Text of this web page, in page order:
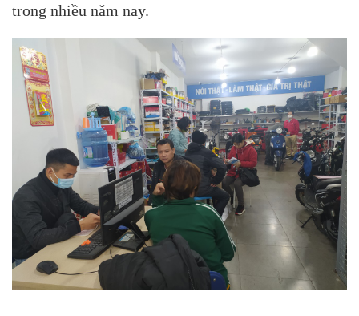
trong nhiều năm nay.